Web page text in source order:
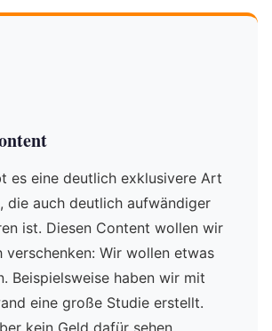
es eine deutlich exklusivere Art
die auch deutlich aufwändiger
ist. Diesen Content wollen wir
verschenken: Wir wollen etwas
Beispielsweise haben wir mit
eine große Studie erstellt.
kein Geld dafür sehen,